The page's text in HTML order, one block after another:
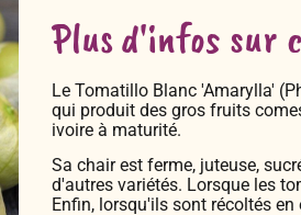
Plus d'infos sur
Le Tomatillo Blanc 'Amarylla'
qui produit des gros fruits
ivoire à maturité.
Sa chair est ferme, juteuse,
d'autres variétés. Lorsque les
Enfin, lorsqu'ils sont récoltés